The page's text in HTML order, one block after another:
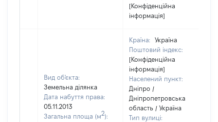
[Конфіденційна
інформація]
Вид об'єкта:
Земельна ділянка
Дата набуття права:
05.11.2013
Загальна площа (м2):
Країна:
Україна
Поштовий індекс:
[Конфіденційна
інформація]
Населений пункт:
Дніпро /
Дніпропетровська
область / Україна
Тип вулиці: